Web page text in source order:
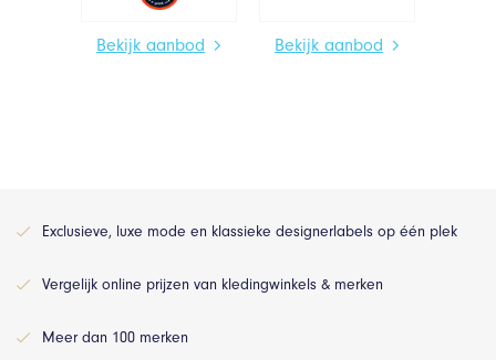
Bekijk aanbod Bekijk aanbod
Exclusieve, luxe mode en klassieke designerlabels op één plek
Vergelijk online prijzen van kledingwinkels & merken
Meer dan 100 merken